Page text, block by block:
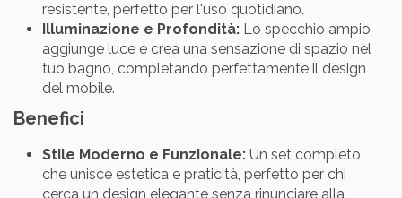
resistente, perfetto per l'uso quotidiano.
Illuminazione e Profondità: Lo specchio ampio
aggiunge luce e crea una sensazione di spazio nel
tuo bagno, completando perfettamente il design
del mobile.
Benefici
Stile Moderno e Funzionale: Un set completo
che unisce estetica e praticità, perfetto per chi
cerca un design elegante senza rinunciare alla